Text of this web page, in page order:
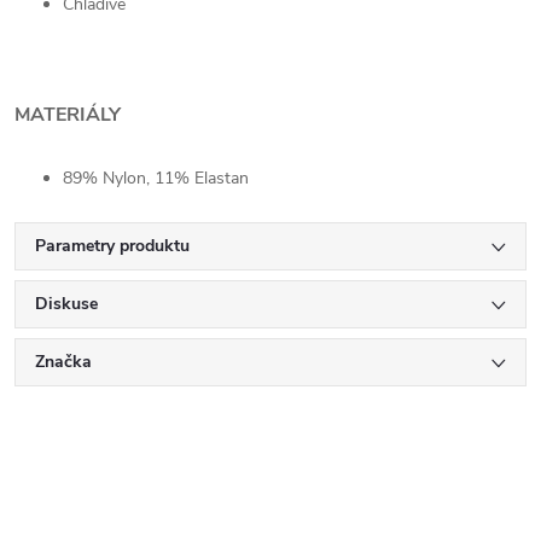
MATERIÁLY
89% Nylon, 11% Elastan
Parametry produktu
Diskuse
Značka